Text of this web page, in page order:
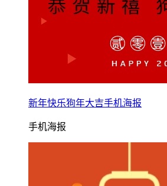
新年快乐狗年大吉手机海报
手机海报